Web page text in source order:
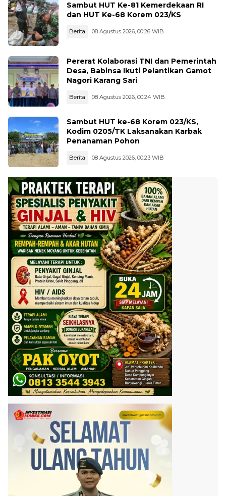
Sambut HUT Ke-81 Kemerdekaan RI
dan HUT Ke-68 Korem 023/KS
Berita 08 Agustus 2026, 00:26 WIB
Pererat Kolaborasi TNI dan Pemerintah
Desa, Babinsa Ikuti Pelantikan Gamot
Nagori Karang Sari
Berita 08 Agustus 2026, 00:24 WIB
Sambut HUT ke-68 Korem 023/KS,
Kodim 0205/TK Laksanakan Karbak
Penanaman Pohon
Berita 08 Agustus 2026, 00:23 WIB